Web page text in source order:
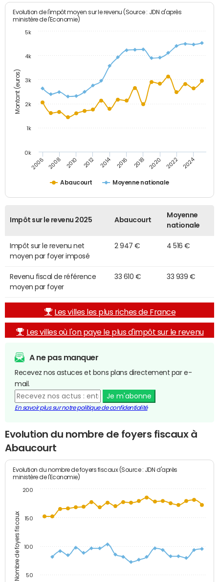
Montant (euros)
Evolution de l'impôt moyen sur le revenu (Source : JDN d'après
ministère de l'Economie)
Abaucourt Moyenne nationale
2006 2008 2010 2012 2014 2016 2018 2020 2022 2024
0k
1k
2k
3k
4k
5k
Impôt sur le revenu 2025 Abaucourt
Moyenne
nationale
Impôt sur le revenu net
moyen par foyer imposé
2 947 € 4 516 €
Revenu fiscal de référence
moyen par foyer
33 610 € 33 939 €
Les villes les plus riches de France
Les villes où l'on paye le plus d'impôt sur le revenu
A ne pas manquer
Recevez nos astuces et bons plans directement par e-
mail.
Je m'abonne
En savoir plus sur notre politique de confidentialité
Evolution du nombre de foyers fiscaux à
Abaucourt
Nombre de foyers fiscaux
Evolution du nombre de foyers fiscaux (Source : JDN d'après
ministère de l'Economie)
50
100
150
200